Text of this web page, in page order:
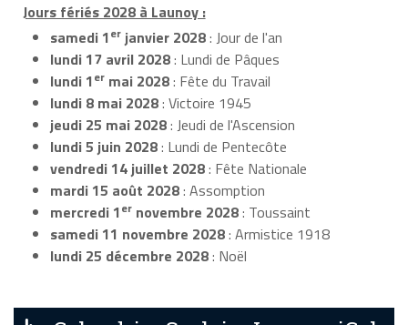
Jours fériés 2028 à Launoy :
samedi 1er janvier 2028: Jour de l'an
lundi 17 avril 2028: Lundi de Pâques
lundi 1er mai 2028: Fête du Travail
lundi 8 mai 2028: Victoire 1945
jeudi 25 mai 2028: Jeudi de l'Ascension
lundi 5 juin 2028: Lundi de Pentecôte
vendredi 14 juillet 2028: Fête Nationale
mardi 15 août 2028: Assomption
mercredi 1er novembre 2028: Toussaint
samedi 11 novembre 2028: Armistice 1918
lundi 25 décembre 2028: Noël